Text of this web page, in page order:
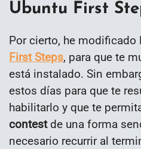
Ubuntu First
Por cierto, he modificado
First Steps, para que te
está instalado. Sin
estos días para que te
habilitarlo y que te
contestde una forma
necesario recurrir al